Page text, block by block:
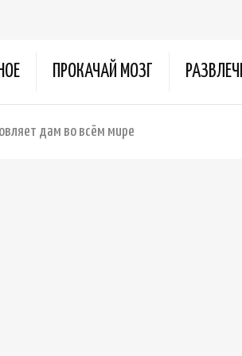
ПРОКАЧАЙ МОЗГ
дам во всём мире